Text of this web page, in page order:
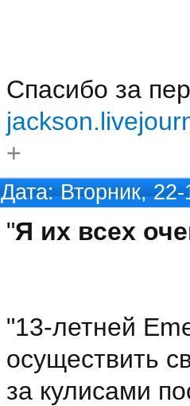
Спасибо за
+
Дата: Вторник,
"Я их всех
"13-летней
осуществить
за кулисами